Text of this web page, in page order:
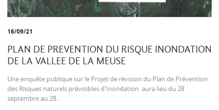
16/09/21
PLAN DE PREVENTION DU RISQUE INONDATION
DE LA VALLEE DE LA MEUSE
Une enquête publique sur le Projet de révision du Plan de Prévention
des Risques naturels prévisibles d'Inondation aura lieu du 28
septembre au 28...